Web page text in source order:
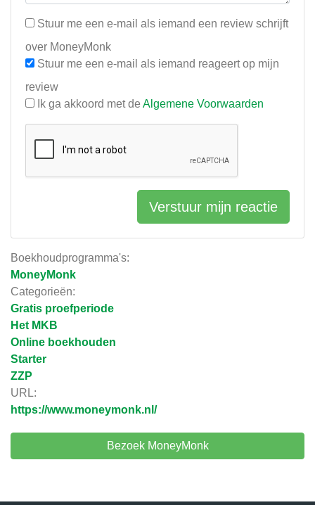
Boekhoudprogramma's:
MoneyMonk
Categorieën:
Gratis proefperiode
Het MKB
Online boekhouden
Starter
ZZP
URL:
https://www.moneymonk.nl/
Bezoek MoneyMonk
Stuur me een e-mail als iemand een review schrijft
over MoneyMonk
Stuur me een e-mail als iemand reageert op mijn
review
Ik ga akkoord met de Algemene Voorwaarden
Verstuur mijn reactie